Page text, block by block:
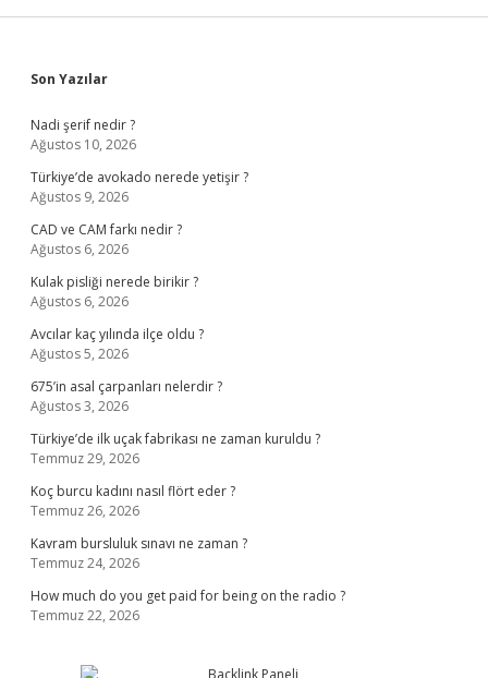
Sidebar
Son Yazılar
Nadi şerif nedir ?
Ağustos 10, 2026
Türkiye’de avokado nerede yetişir ?
Ağustos 9, 2026
CAD ve CAM farkı nedir ?
Ağustos 6, 2026
Kulak pisliği nerede birikir ?
Ağustos 6, 2026
Avcılar kaç yılında ilçe oldu ?
Ağustos 5, 2026
675’in asal çarpanları nelerdir ?
Ağustos 3, 2026
Türkiye’de ilk uçak fabrikası ne zaman kuruldu ?
Temmuz 29, 2026
Koç burcu kadını nasıl flört eder ?
Temmuz 26, 2026
Kavram bursluluk sınavı ne zaman ?
Temmuz 24, 2026
How much do you get paid for being on the radio ?
Temmuz 22, 2026